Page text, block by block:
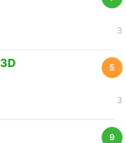
3
5
3
9